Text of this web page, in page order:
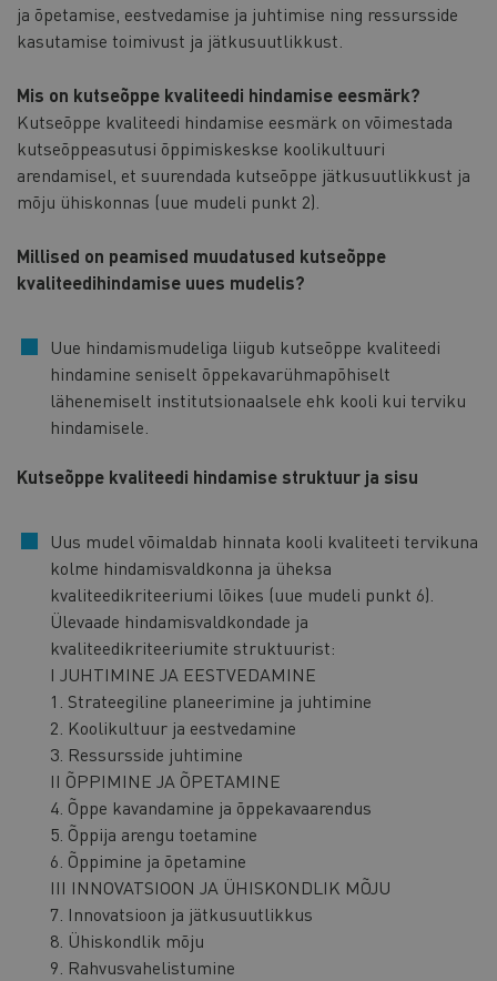
ja õpetamise, eestvedamise ja juhtimise ning ressursside
kasutamise toimivust ja jätkusuutlikkust.
Mis on kutseõppe kvaliteedi hindamise eesmärk?
Kutseõppe kvaliteedi hindamise eesmärk on võimestada
kutseõppeasutusi õppimiskeskse koolikultuuri
arendamisel, et suurendada kutseõppe jätkusuutlikkust ja
mõju ühiskonnas (uue mudeli punkt 2).
Millised on peamised muudatused kutseõppe
kvaliteedihindamise uues mudelis?
Uue hindamismudeliga liigub kutseõppe kvaliteedi
hindamine seniselt õppekavarühmapõhiselt
lähenemiselt institutsionaalsele ehk kooli kui terviku
hindamisele.
Kutseõppe kvaliteedi hindamise struktuur ja sisu
Uus mudel võimaldab hinnata kooli kvaliteeti tervikuna
kolme hindamisvaldkonna ja üheksa
kvaliteedikriteeriumi lõikes (uue mudeli punkt 6).
Ülevaade hindamisvaldkondade ja
kvaliteedikriteeriumite struktuurist:
I JUHTIMINE JA EESTVEDAMINE
1. Strateegiline planeerimine ja juhtimine
2. Koolikultuur ja eestvedamine
3. Ressursside juhtimine
II ÕPPIMINE JA ÕPETAMINE
4. Õppe kavandamine ja õppekavaarendus
5. Õppija arengu toetamine
6. Õppimine ja õpetamine
III INNOVATSIOON JA ÜHISKONDLIK MÕJU
7. Innovatsioon ja jätkusuutlikkus
8. Ühiskondlik mõju
9. Rahvusvahelistumine